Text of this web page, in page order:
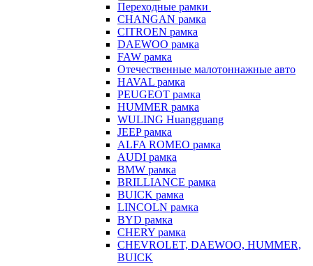
Переходные рамки
CHANGAN рамка
CITROEN рамка
DAEWOO рамка
FAW рамка
Отечественные малотоннажные авто
HAVAL рамка
PEUGEOT рамка
HUMMER рамка
WULING Huangguang
JEEP рамка
ALFA ROMEO рамка
AUDI рамка
BMW рамка
BRILLIANCE рамка
BUICK рамка
LINCOLN рамка
BYD рамка
CHERY рамка
CHEVROLET, DAEWOO, HUMMER,
BUICK